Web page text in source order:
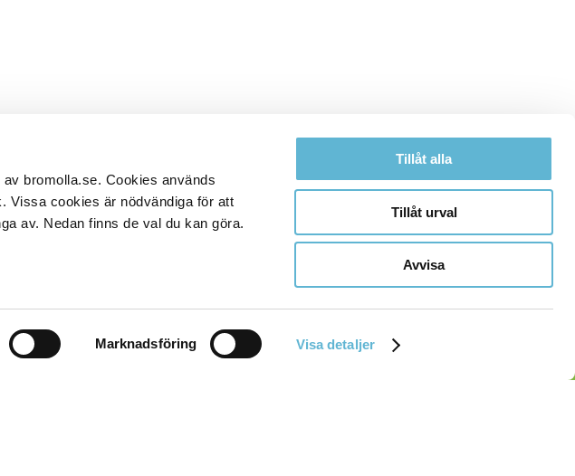
bromolla.se. Cookies används
Vissa cookies är nödvändiga för att
av. Nedan finns de val du kan göra.
Marknadsföring Visa detaljer
Tillåt alla
Tillåt urval
Avvisa